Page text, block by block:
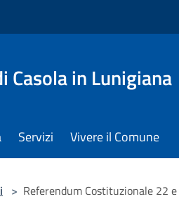
Casola in Lunigiana
Servizi Vivere il Comune
> Referendum Costituzionale 22